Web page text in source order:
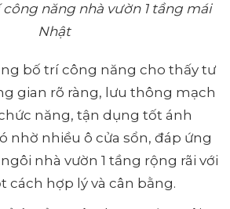
năng nhà vườn 1 tầng mái
Nhật
bố trí công năng cho thấy tư
gian rõ ràng, lưu thông mạch
năng, tận dụng tốt ánh
nhờ nhiều ô cửa sổn, đáp ứng
nhà vườn 1 tầng rộng rãi với
cách hợp lý và cân bằng.